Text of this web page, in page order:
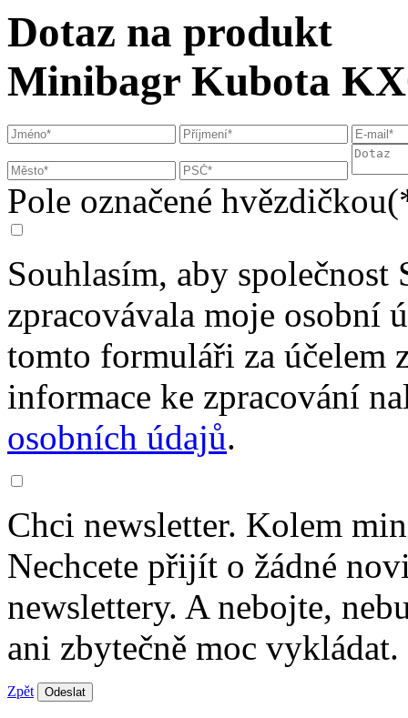
Dotaz na produkt
Minibagr Kubota
Pole označené
Souhlasím, aby společnost
zpracovávala moje osobní
tomto formuláři za účelem
informace ke zpracování
osobních údajů.
Chci newsletter. Kolem
Nechcete přijít o žádné
newslettery. A nebojte,
ani zbytečně moc vykládat.
Zpět Odeslat